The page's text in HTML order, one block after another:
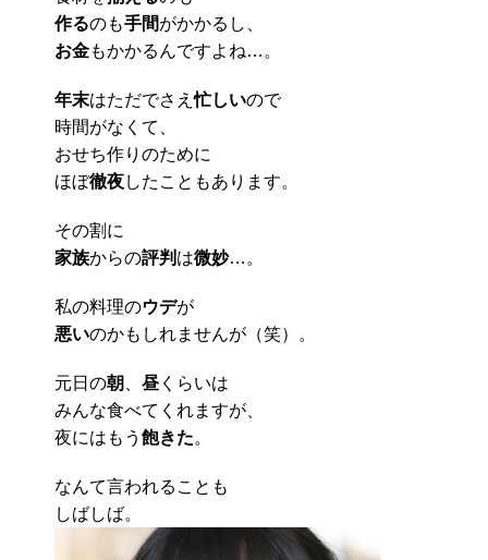
作るのも手間がかかるし、
お金もかかるんですよね…。
年末はただでさえ忙しいので
時間がなくて、
おせち作りのために
ほぼ徹夜したこともあります。
その割に
家族からの評判 は微妙…。
私の料理のウデが
悪いのかもしれませんが（笑）。
元日の朝 昼 くらいは
みんな食べてくれますが、
夜にはもう 飽きた。
なんて言われることも
しばしば。